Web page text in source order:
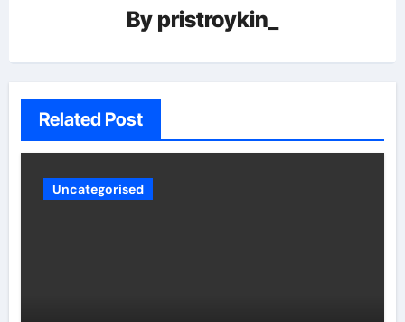
By pristroykin_
Related Post
Uncategorised